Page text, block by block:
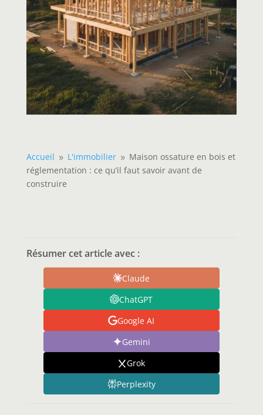
Accueil 9 L'immobilier 9 Maison ossature en bois et
réglementation : ce qu’il faut savoir avant de
construire
Résumer cet article avec :
Claude
ChatGPT
Google AI
Gemini
Grok
Perplexity